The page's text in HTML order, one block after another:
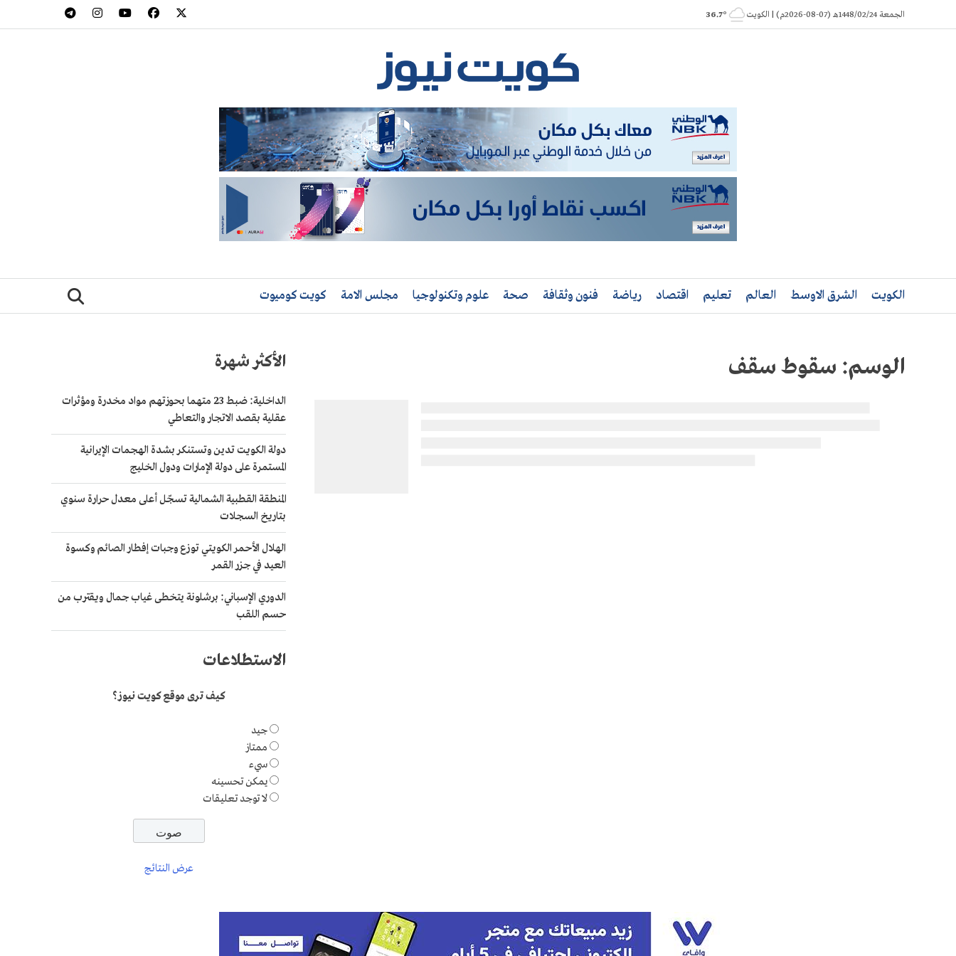
to
الجمعة 1448/02/24هـ (07-08-2026م) | الكويت ° 36.7
الكويت الشرق الاوسط العالم تعليم اقتصاد رياضة فنون وثقافة صحة علوم وتكنولوجيا مجلس الامة كويت كوميوت
الوسم: سقوط سقف الأكثر شهرة
الداخلية: ضبط 23 متهما بحوزتهم مواد مخدرة ومؤثرات
عقلية بقصد الاتجار والتعاطي
دولة الكويت تدين وتستنكر بشدة الهجمات الإيرانية
المستمرة على دولة الإمارات ودول الخليج
المنطقة القطبية الشمالية تسجّل أعلى معدل حرارة سنوي
بتاريخ السجلات
الهلال الأحمر الكويتي توزع وجبات إفطار الصائم وكسوة
العيد في جزر القمر
الدوري الإسباني: برشلونة يتخطى غياب جمال ويقترب من
حسم اللقب
الاستطلاعات
كيف ترى موقع كويت نيوز؟
جيد
ممتاز
سيء
يمكن تحسينه
لا توجد تعليقات
عرض النتائج